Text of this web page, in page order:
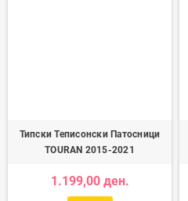
Типски Теписонски Патосници
TOURAN 2015-2021
1.199,00 ден.